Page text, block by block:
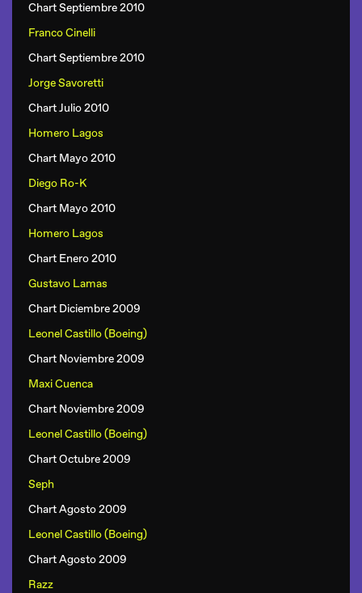
Chart Septiembre 2010
Franco Cinelli
Chart Septiembre 2010
Jorge Savoretti
Chart Julio 2010
Homero Lagos
Chart Mayo 2010
Diego Ro-K
Chart Mayo 2010
Homero Lagos
Chart Enero 2010
Gustavo Lamas
Chart Diciembre 2009
Leonel Castillo (Boeing)
Chart Noviembre 2009
Maxi Cuenca
Chart Noviembre 2009
Leonel Castillo (Boeing)
Chart Octubre 2009
Seph
Chart Agosto 2009
Leonel Castillo (Boeing)
Chart Agosto 2009
Razz